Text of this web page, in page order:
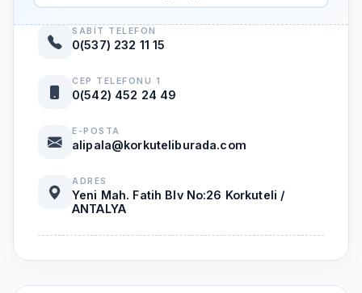
SABIT TELEFON
0(537) 232 11 15
CEP TELEFONU 1
0(542) 452 24 49
E-POSTA
alipala@korkuteliburada.com
ADRES
Yeni Mah. Fatih Blv No:26 Korkuteli /
ANTALYA